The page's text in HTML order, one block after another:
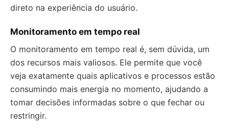
direto na experiência do usuário.
Monitoramento em tempo real
O monitoramento em tempo real é, sem dúvida, um
dos recursos mais valiosos. Ele permite que você
veja exatamente quais aplicativos e processos estão
consumindo mais energia no momento, ajudando a
tomar decisões informadas sobre o que fechar ou
restringir.